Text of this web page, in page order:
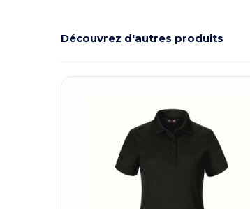
Découvrez d'autres produits